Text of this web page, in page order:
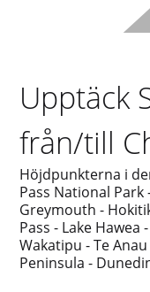
Upptäck
från/till
Höjdpunkterna i
Pass National Park
Greymouth -
Pass - Lake Hawea
Wakatipu - Te
Peninsula -